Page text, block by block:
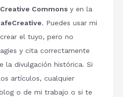
Creative Commons y en la
. Puedes usar mi
el tuyo, pero no
y cita correctamente
la divulgación histórica. Si
artículos, cualquier
o de mi trabajo o si te